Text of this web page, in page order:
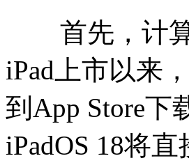
首先，计算
iPad上市以来
到App Store下
iPadOS 18将